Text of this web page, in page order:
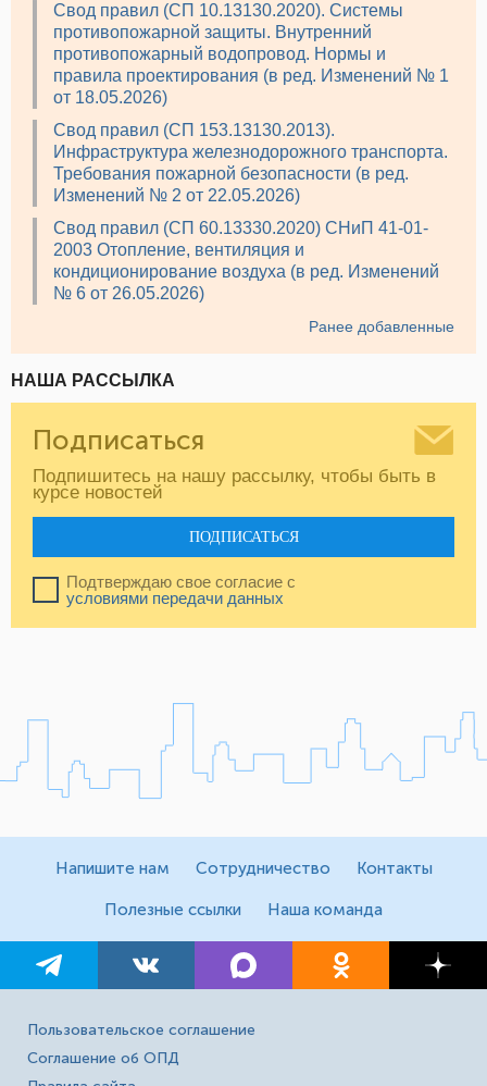
Свод правил (СП 10.13130.2020). Системы
противопожарной защиты. Внутренний
противопожарный водопровод. Нормы и
правила проектирования (в ред. Изменений № 1
от 18.05.2026)
Свод правил (СП 153.13130.2013).
Инфраструктура железнодорожного транспорта.
Требования пожарной безопасности (в ред.
Изменений № 2 от 22.05.2026)
Свод правил (СП 60.13330.2020) СНиП 41-01-
2003 Отопление, вентиляция и
кондиционирование воздуха (в ред. Изменений
№ 6 от 26.05.2026)
Ранее добавленные
НАША РАССЫЛКА
Подписаться
Подпишитесь на нашу рассылку, чтобы быть в
курсе новостей
ПОДПИСАТЬСЯ
Подтверждаю свое согласие с
условиями передачи данных
Напишите нам Сотрудничество Контакты
Полезные ссылки Наша команда
Пользовательское соглашение
Соглашение об ОПД